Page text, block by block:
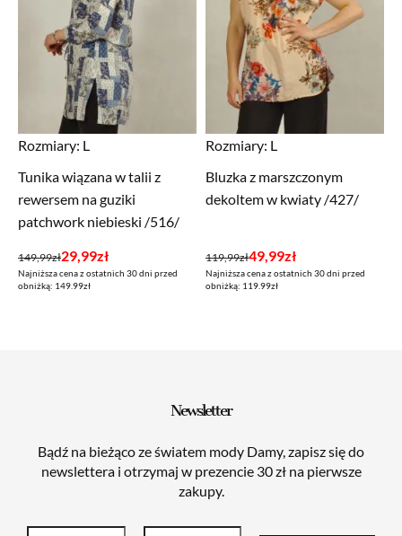
Rozmiary: L
Tunika wiązana w talii z
rewersem na guziki
patchwork niebieski /516/
149,99zł
Pierwotna
cena
29,99zł
Aktualna
cena
Najniższa cena z ostatnich 30 dni przed
obniżką: 149.99zł
Rozmiary: L
Bluzka z marszczonym
dekoltem w kwiaty /427/
119,99zł
Pierwotna
cena
49,99zł
Aktualna
cena
Najniższa cena z ostatnich 30 dni przed
obniżką: 119.99zł
Newsletter
Bądź na bieżąco ze światem mody Damy, zapisz się do
newslettera i otrzymaj w prezencie 30 zł na pierwsze
zakupy.